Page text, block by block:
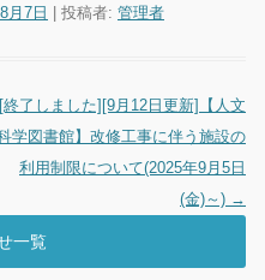
月7日 投稿者: 管理者
[終了しました][9月12日更新]【人文
学図書館】改修工事に伴う施設の
利用制限について(2025年9月5日
(金)～) →
一覧